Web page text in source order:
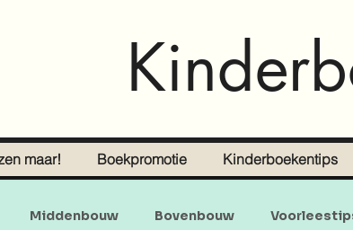
maar! Boekpromotie Kinderboekentips
Middenbouw Bovenbouw